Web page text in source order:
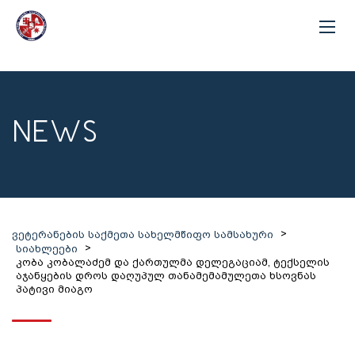
NEWS
ვეტერანების საქმეთა სახელმწიფო სამსახური
>
სიახლეები
>
კობა კობალაძემ და ქართულმა დელეგაციამ, ტექსელის
აჯანყების დროს დაღუპულ თანამემამულეთა ხსოვნას
პატივი მიაგო